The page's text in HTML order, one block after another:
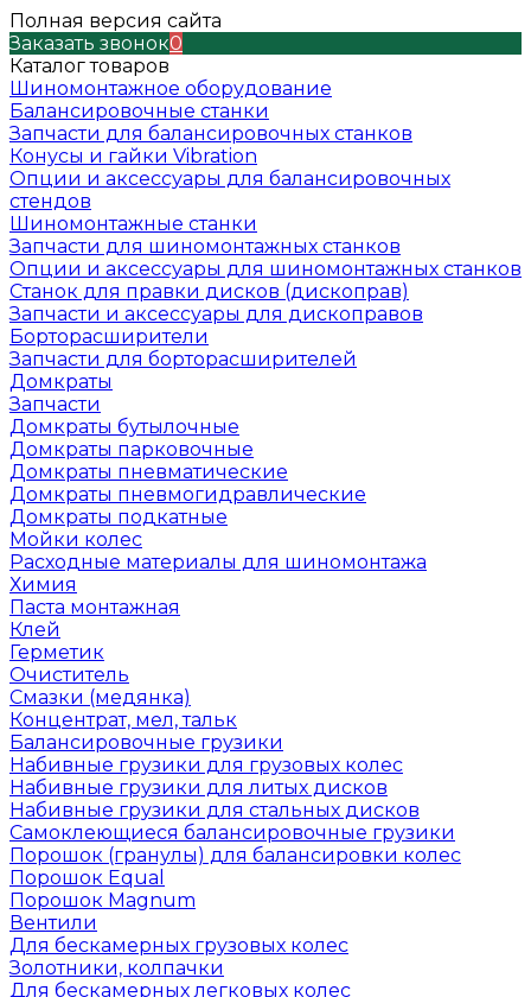
Полная версия сайта
Заказать звонок0
Каталог товаров
Шиномонтажное оборудование
Балансировочные станки
Запчасти для балансировочных станков
Конусы и гайки Vibration
Опции и аксессуары для балансировочных
стендов
Шиномонтажные станки
Запчасти для шиномонтажных станков
Опции и аксессуары для шиномонтажных станков
Станок для правки дисков (дископрав)
Запчасти и аксессуары для дископравов
Борторасширители
Запчасти для борторасширителей
Домкраты
Запчасти
Домкраты бутылочные
Домкраты парковочные
Домкраты пневматические
Домкраты пневмогидравлические
Домкраты подкатные
Мойки колес
Расходные материалы для шиномонтажа
Химия
Паста монтажная
Клей
Герметик
Очиститель
Смазки (медянка)
Концентрат, мел, тальк
Балансировочные грузики
Набивные грузики для грузовых колес
Набивные грузики для литых дисков
Набивные грузики для стальных дисков
Самоклеющиеся балансировочные грузики
Порошок (гранулы) для балансировки колес
Порошок Equal
Порошок Magnum
Вентили
Для бескамерных грузовых колес
Золотники, колпачки
Для бескамерных легковых колес